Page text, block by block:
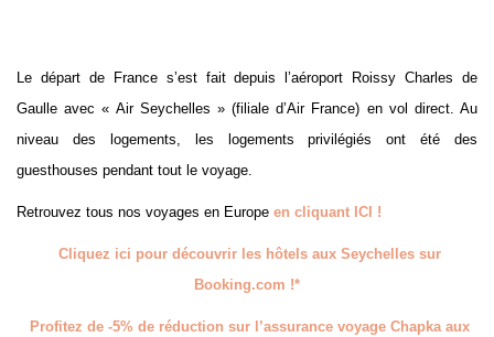
Le départ de France s’est fait depuis l’aéroport Roissy Charles de
Gaulle avec « Air Seychelles » (filiale d’Air France) en vol direct. Au
niveau des logements, les logements privilégiés ont été des
guesthouses pendant tout le voyage.
Retrouvez tous nos voyages en Europe en cliquant ICI !
Cliquez ici pour découvrir les hôtels aux Seychelles sur
Booking.com !*
Profitez de -5% de réduction sur l’assurance voyage Chapka aux